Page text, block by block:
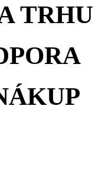
TRHU